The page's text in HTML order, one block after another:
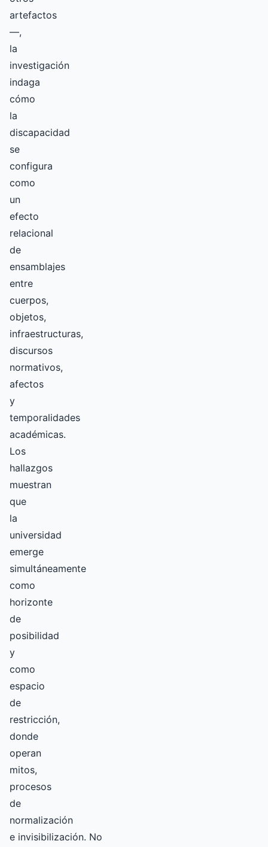
artefactos
—,
la
investigación
indaga
cómo
la
discapacidad
se
configura
como
un
efecto
relacional
de
ensamblajes
entre
cuerpos,
objetos,
infraestructuras,
discursos
normativos,
afectos
y
temporalidades
académicas.
Los
hallazgos
muestran
que
la
universidad
emerge
simultáneamente
como
horizonte
de
posibilidad
y
como
espacio
de
restricción,
donde
operan
mitos,
procesos
de
normalización
e invisibilización. No